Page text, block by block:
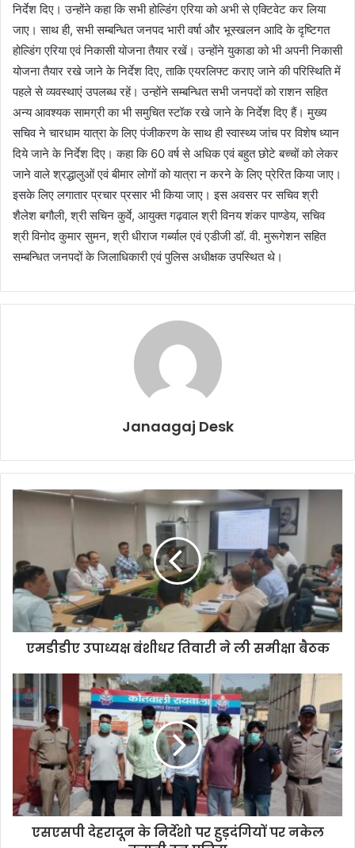
निर्देश दिए। उन्होंने कहा कि सभी होल्डिंग एरिया को अभी से एक्टिवेट कर लिया
जाए। साथ ही, सभी सम्बन्धित जनपद भारी वर्षा और भूस्खलन आदि के दृष्टिगत
होल्डिंग एरिया एवं निकासी योजना तैयार रखें। उन्होंने युकाडा को भी अपनी निकासी
योजना तैयार रखे जाने के निर्देश दिए, ताकि एयरलिफ्ट कराए जाने की परिस्थिति में
पहले से व्यवस्थाएं उपलब्ध रहें। उन्होंने सम्बन्धित सभी जनपदों को राशन सहित
अन्य आवश्यक सामग्री का भी समुचित स्टॉक रखे जाने के निर्देश दिए हैं। मुख्य
सचिव ने चारधाम यात्रा के लिए पंजीकरण के साथ ही स्वास्थ्य जांच पर विशेष ध्यान
दिये जाने के निर्देश दिए। कहा कि 60 वर्ष से अधिक एवं बहुत छोटे बच्चों को लेकर
जाने वाले श्रद्धालुओं एवं बीमार लोगों को यात्रा न करने के लिए प्रेरित किया जाए।
इसके लिए लगातार प्रचार प्रसार भी किया जाए। इस अवसर पर सचिव श्री
शैलेश बगौली, श्री सचिन कुर्वे, आयुक्त गढ़वाल श्री विनय शंकर पाण्डेय, सचिव
श्री विनोद कुमार सुमन, श्री धीराज गर्ब्याल एवं एडीजी डॉ. वी. मुरूगेशन सहित
सम्बन्धित जनपदों के जिलाधिकारी एवं पुलिस अधीक्षक उपस्थित थे।
Janaagaj Desk
एमडीडीए उपाध्यक्ष बंशीधर तिवारी ने ली समीक्षा बैठक
एसएसपी देहरादून के निर्देशो पर हुड़दंगियों पर नकेल